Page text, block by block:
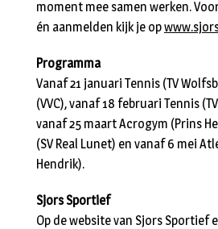
moment mee samen werken.
én aanmelden kijk je op
Programma
Vanaf 21 januari Tennis (TV
(VVC), vanaf 18 februari Tennis
vanaf 25 maart Acrogym (Prins
(SV Real Lunet) en vanaf 6 mei
Hendrik).
Sjors Sportief
Op de website van Sjors Sportief